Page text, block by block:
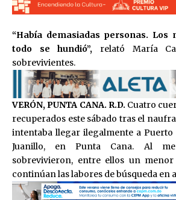
“Había demasiadas personas.
todo se hundió”, relató María
sobrevivientes.
VERÓN, PUNTA CANA. R.D. Cuatro
recuperados este sábado tras el
intentaba llegar ilegalmente a Puerto
Juanillo, en Punta Cana. Al
sobrevivieron, entre ellos un
continúan las labores de búsqueda en